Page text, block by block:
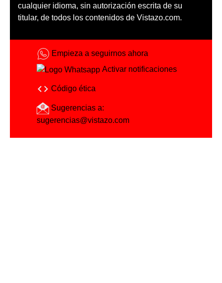
cualquier idioma, sin autorización escrita de su
titular, de todos los contenidos de Vistazo.com.
Empieza a seguirnos ahora
Activar notificaciones
Código ética
Sugerencias a:
sugerencias@vistazo.com